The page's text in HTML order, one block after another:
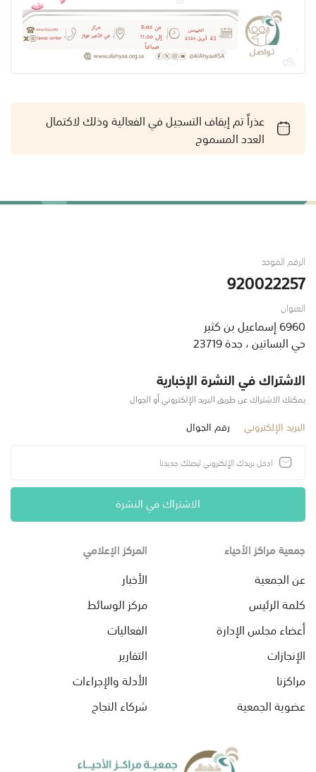
عذراً تم إيقاف التسجيل في الفعالية وذلك لاكتمال
العدد المسموح
الرقم الموحد
920022257
العنوان
6960 إسماعيل بن كثير
حي البساتين ، جدة 23719
الاشتراك في النشرة الإخبارية
يمكنك الاشتراك عن طريق البريد الإلكتروني أو الجوال
البريد الإلكتروني رقم الجوال
الاشتراك في النشرة
جمعية مراكز الأحياء
عن الجمعية
كلمة الرئيس
أعضاء مجلس الإدارة
الإنجازات
مراكزنا
عضوية الجمعية
المركز الإعلامي
الأخبار
مركز الوسائط
الفعاليات
التقارير
الأدلة والإجراءات
شركاء النجاح